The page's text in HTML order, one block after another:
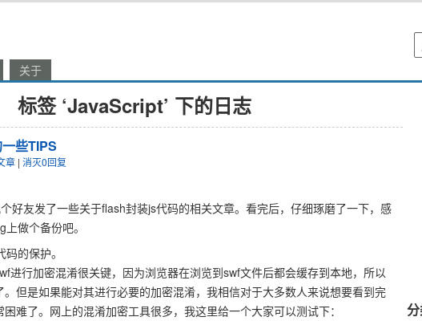
关于
标签 ‘JavaScript’ 下的日志
些TIPS
章 | 消灭0回复
好友发了一些关于flash封装js代码的相关文章。看完后，仔细琢磨了一下，感
做个备份吧。
的保护。
进行加密混淆很关键，因为浏览器在浏览到swf文件后都会缓存到本地，所以
但是如果能对其进行必要的加密混淆，我相信对于大多数人来说想要看到完
难了。网上的混淆加密工具很多，我这里给一个大家可以测试下：